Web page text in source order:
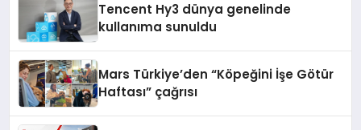
Tencent Hy3 dünya genelinde
kullanıma sunuldu
Mars Türkiye’den “Köpeğini İşe Götür
Haftası” çağrısı